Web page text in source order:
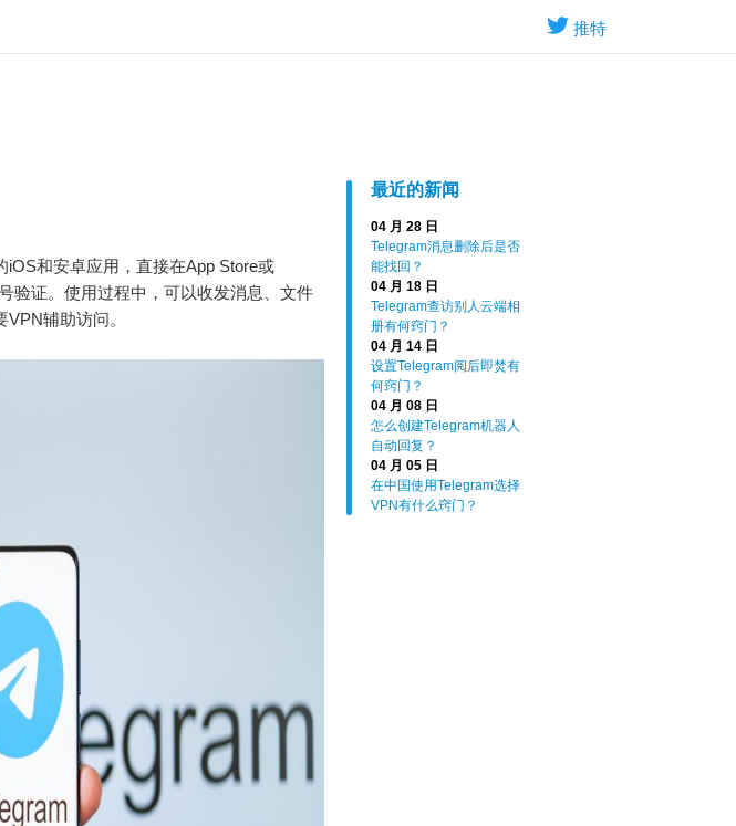
推特
最近的新闻
04 月 28 日
Telegram消息删除后是否
能找回？
04 月 18 日
Telegram查访别人云端相
册有何窍门？
04 月 14 日
设置Telegram阅后即焚有
何窍门？
04 月 08 日
怎么创建Telegram机器人
自动回复？
04 月 05 日
在中国使用Telegram选择
VPN有什么窍门？
iOS和安卓应用，直接在App Store或
验证。使用过程中，可以收发消息、文件
辅助访问。